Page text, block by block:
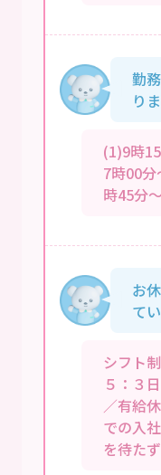
勤
り
(1)9時
7時00
時45分
お
て
シフト
５：３
／有給
での入
を待た